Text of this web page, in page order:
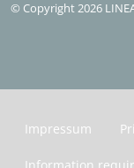
© Copyright 2026
Impressum